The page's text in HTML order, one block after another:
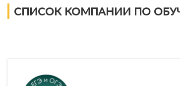
СПИСОК КОМПАНИИ ПО